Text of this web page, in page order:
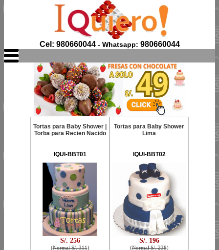
Cel: 980660044- Whatsapp: 980660044
Tortas para Baby Shower |
Torba para Recien Nacido
IQUI-BBT01
S/. 256
(Normal S/. 311)
Tortas para Baby Shower
Lima
IQUI-BBT02
S/. 196
(Normal S/. 238)